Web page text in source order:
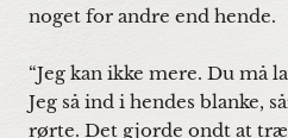
noget for andre end hende.
“Jeg kan ikke mere. Du må
Jeg så ind i hendes blanke,
rørte. Det gjorde ondt at